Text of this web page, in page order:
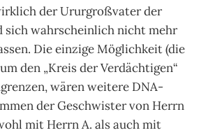
der Ururgroßvater der
sich wahrscheinlich nicht mehr
Die einzige Möglichkeit (die
den „Kreis der Verdächtigen“
wären weitere DNA-
der Geschwister von Herrn
mit Herrn A. als auch mit